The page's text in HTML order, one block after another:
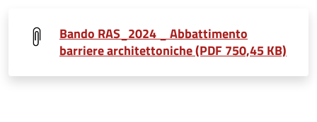
Bando RAS_2024 _ Abbattimento
barriere architettoniche (PDF 750,45 KB)